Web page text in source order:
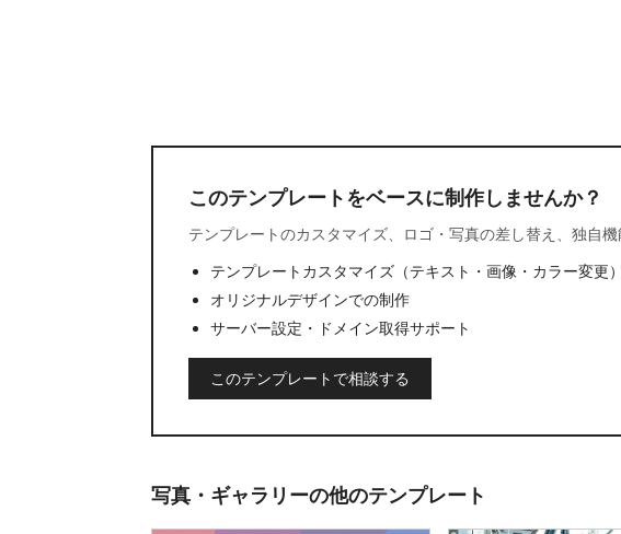
このテンプレートをベースに制作しませんか？
テンプレートのカスタマイズ、ロゴ・写真の差し替え、独自
テンプレートカスタマイズ（テキスト・画像・カラー変更）
オリジナルデザインでの制作
サーバー設定・ドメイン取得サポート
このテンプレートで相談する
写真・ギャラリーの他のテンプレート